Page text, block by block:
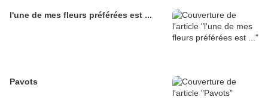
l'une de mes fleurs préférées est ...
Pavots